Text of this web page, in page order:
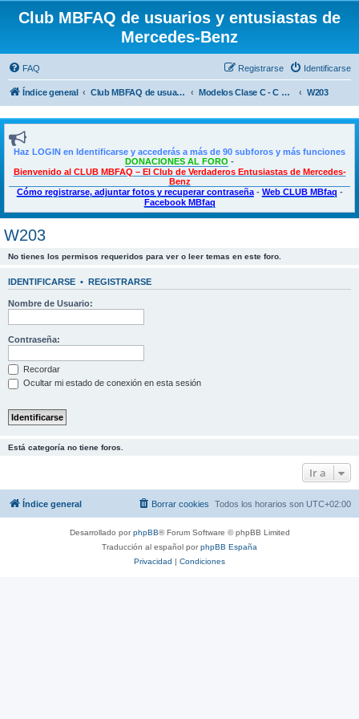
Club MBFAQ de usuarios y entusiastas de
Mercedes-Benz
FAQ Identificarse
Registrarse
Índice general Club MBFAQ de usuarios y entusiastas de Mercedes Benz Modelos Clase C - C Coupé - CLE W203
Haz LOGIN en Identificarse y accederás a más de 90 subforos y más funciones
DONACIONES AL FORO -
Bienvenido al CLUB MBFAQ – El Club de Verdaderos Entusiastas de Mercedes-
Benz
Cómo registrarse, adjuntar fotos y recuperar contraseña- Web CLUB MBfaq -
Facebook MBfaq
W203
No tienes los permisos requeridos para ver o leer temas en este foro.
IDENTIFICARSE • REGISTRARSE
Nombre de Usuario:
Contraseña:
Recordar
Ocultar mi estado de conexión en esta sesión
Está categoría no tiene foros.
Ir a
Índice general Todos los horarios son UTC+02:00
Borrar cookies
Desarrollado porphpBB® Forum Software © phpBB Limited
Traducción al español porphpBB España
Privacidad | Condiciones